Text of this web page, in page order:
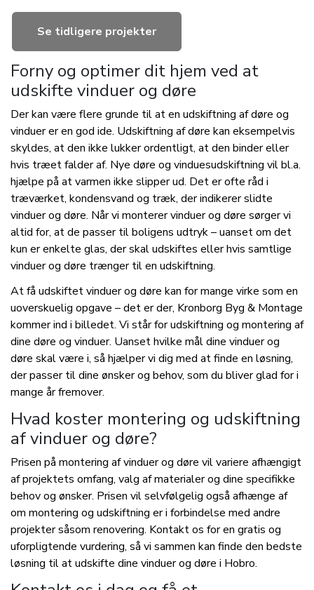
Se tidligere projekter
Forny og optimer dit hjem ved at
udskifte vinduer og døre
Der kan være flere grunde til at en udskiftning af døre og
vinduer er en god ide. Udskiftning af døre kan eksempelvis
skyldes, at den ikke lukker ordentligt, at den binder eller
hvis træet falder af. Nye døre og vinduesudskiftning vil bl.a.
hjælpe på at varmen ikke slipper ud. Det er ofte råd i
træværket, kondensvand og træk, der indikerer slidte
vinduer og døre. Når vi monterer vinduer og døre sørger vi
altid for, at de passer til boligens udtryk – uanset om det
kun er enkelte glas, der skal udskiftes eller hvis samtlige
vinduer og døre trænger til en udskiftning.
At få udskiftet vinduer og døre kan for mange virke som en
uoverskuelig opgave – det er der, Kronborg Byg & Montage
kommer ind i billedet. Vi står for udskiftning og montering af
dine døre og vinduer. Uanset hvilke mål dine vinduer og
døre skal være i, så hjælper vi dig med at finde en løsning,
der passer til dine ønsker og behov, som du bliver glad for i
mange år fremover.
Hvad koster montering og udskiftning
af vinduer og døre?
Prisen på montering af vinduer og døre vil variere afhængigt
af projektets omfang, valg af materialer og dine specifikke
behov og ønsker. Prisen vil selvfølgelig også afhænge af
om montering og udskiftning er i forbindelse med andre
projekter såsom renovering. Kontakt os for en gratis og
uforpligtende vurdering, så vi sammen kan finde den bedste
løsning til at udskifte dine vinduer og døre i Hobro.